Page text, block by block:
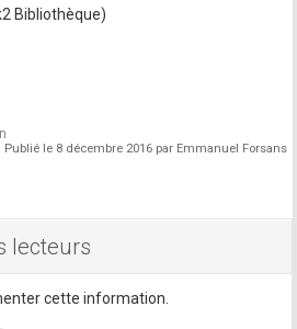
Bibliothèque)
Publié le 8 décembre 2016 par Emmanuel Forsans
lecteurs
cette information.